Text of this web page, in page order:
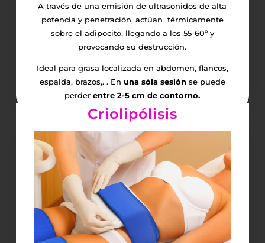
A través de una emisión de ultrasonidos de alta
potencia y penetración, actúan térmicamente
sobre el adipocito, llegando a los 55-60º y
provocando su destrucción.
Ideal para grasa localizada en abdomen, flancos,
espalda, brazos,. . En una sóla sesiónse puede
perderentre 2-5 cm de contorno.
Quiero saber másCriolipólisis